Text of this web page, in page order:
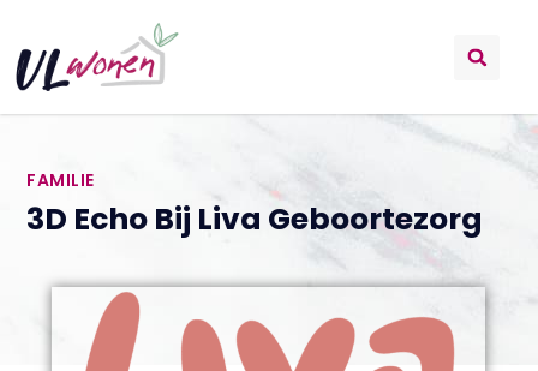
FAMILIE
3D Echo Bij Liva Geboortezorg